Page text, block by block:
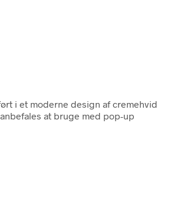
i et moderne design af cremehvid
at bruge med pop-up